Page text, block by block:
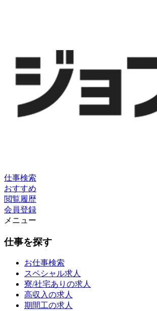
仕事検索
おすすめ
閲覧履歴
会員登録
メニュー
仕事を探す
お仕事検索
スペシャル求人
寮/社宅ありの求人
高収入の求人
期間工の求人